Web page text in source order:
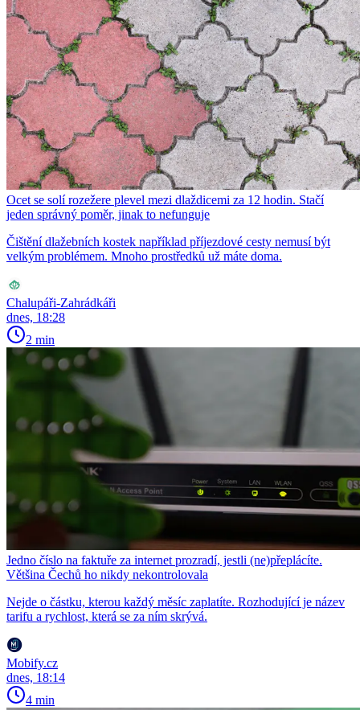
Ocet se solí rozežere plevel mezi dlaždicemi za 12 hodin. Stačí
jeden správný poměr, jinak to nefunguje
Čištění dlažebních kostek například příjezdové cesty nemusí být
velkým problémem. Mnoho prostředků už máte doma.
Chalupáři-Zahrádkáři
dnes, 18:28
2 min
Jedno číslo na faktuře za internet prozradí, jestli (ne)přeplácíte.
Většina Čechů ho nikdy nekontrolovala
Nejde o částku, kterou každý měsíc zaplatíte. Rozhodující je název
tarifu a rychlost, která se za ním skrývá.
Mobify.cz
dnes, 18:14
4 min